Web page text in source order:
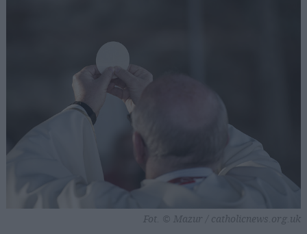
Fot. © Mazur / catholicnews.org.uk